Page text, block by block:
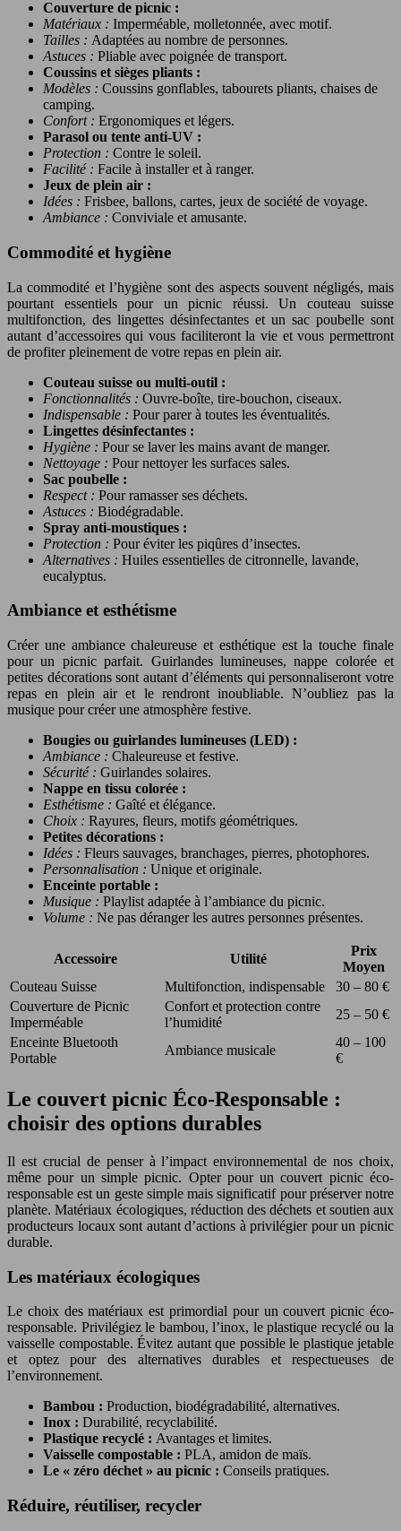
Couverture de picnic :
Matériaux : Imperméable, molletonnée, avec motif.
Tailles : Adaptées au nombre de personnes.
Astuces : Pliable avec poignée de transport.
Coussins et sièges pliants :
Modèles : Coussins gonflables, tabourets pliants, chaises de
camping.
Confort : Ergonomiques et légers.
Parasol ou tente anti-UV :
Protection : Contre le soleil.
Facilité : Facile à installer et à ranger.
Jeux de plein air :
Idées : Frisbee, ballons, cartes, jeux de société de voyage.
Ambiance : Conviviale et amusante.
Commodité et hygiène
La commodité et l’hygiène sont des aspects souvent négligés, mais
pourtant essentiels pour un picnic réussi. Un couteau suisse
multifonction, des lingettes désinfectantes et un sac poubelle sont
autant d’accessoires qui vous faciliteront la vie et vous permettront
de profiter pleinement de votre repas en plein air.
Couteau suisse ou multi-outil :
Fonctionnalités : Ouvre-boîte, tire-bouchon, ciseaux.
Indispensable : Pour parer à toutes les éventualités.
Lingettes désinfectantes :
Hygiène : Pour se laver les mains avant de manger.
Nettoyage : Pour nettoyer les surfaces sales.
Sac poubelle :
Respect : Pour ramasser ses déchets.
Astuces : Biodégradable.
Spray anti-moustiques :
Protection : Pour éviter les piqûres d’insectes.
Alternatives : Huiles essentielles de citronnelle, lavande,
eucalyptus.
Ambiance et esthétisme
Créer une ambiance chaleureuse et esthétique est la touche finale
pour un picnic parfait. Guirlandes lumineuses, nappe colorée et
petites décorations sont autant d’éléments qui personnaliseront votre
repas en plein air et le rendront inoubliable. N’oubliez pas la
musique pour créer une atmosphère festive.
Bougies ou guirlandes lumineuses (LED) :
Ambiance : Chaleureuse et festive.
Sécurité : Guirlandes solaires.
Nappe en tissu colorée :
Esthétisme : Gaîté et élégance.
Choix : Rayures, fleurs, motifs géométriques.
Petites décorations :
Idées : Fleurs sauvages, branchages, pierres, photophores.
Personnalisation : Unique et originale.
Enceinte portable :
Musique : Playlist adaptée à l’ambiance du picnic.
Volume : Ne pas déranger les autres personnes présentes.
Accessoire Utilité
Prix
Moyen
Couteau Suisse
Multifonction, indispensable
30 – 80 €
Couverture de Picnic
Imperméable
Confort et protection contre
l’humidité
25 – 50 €
Enceinte Bluetooth
Portable
Ambiance musicale
40 – 100
€
Le couvert picnic Éco-Responsable :
choisir des options durables
Il est crucial de penser à l’impact environnemental de nos choix,
même pour un simple picnic. Opter pour un couvert picnic éco-
responsable est un geste simple mais significatif pour préserver notre
planète. Matériaux écologiques, réduction des déchets et soutien aux
producteurs locaux sont autant d’actions à privilégier pour un picnic
durable.
Les matériaux écologiques
Le choix des matériaux est primordial pour un couvert picnic éco-
responsable. Privilégiez le bambou, l’inox, le plastique recyclé ou la
vaisselle compostable. Évitez autant que possible le plastique jetable
et optez pour des alternatives durables et respectueuses de
l’environnement.
Bambou : Production, biodégradabilité, alternatives.
Inox : Durabilité, recyclabilité.
Plastique recyclé : Avantages et limites.
Vaisselle compostable : PLA, amidon de maïs.
Le « zéro déchet » au picnic : Conseils pratiques.
Réduire, réutiliser, recycler